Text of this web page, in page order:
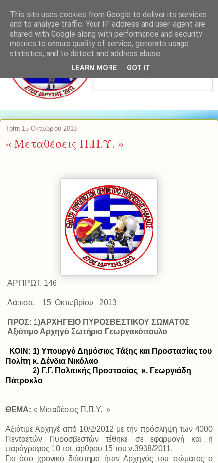
Τρίτη 15 Οκτωβρίου 2013
« Μεταθέσεις Π.Π.Υ. »
ΑΡ.ΠΡΩΤ. 146
Λάρισα, 15 Οκτωβρίου 2013
ΠΡΟΣ: 1)ΑΡΧΗΓΕΙΟ ΠΥΡΟΣΒΕΣΤΙΚΟΥ ΣΩΜΑΤΟΣ
Αξιότιμο Αρχηγό Σωτήριο Γεωργακόπουλο
ΚΟΙΝ: 1) Υπουργό Δημόσιας Τάξης και Προστασίας του
Πολίτη κ. Δένδια Νικόλαο
2) Γ.Γ. Πολιτικής Προστασίας κ. Γεωργιάδη
Πάτροκλο
ΘΕΜΑ: « Μεταθέσεις Π.Π.Υ. »
Αξιότιμε Αρχηγέ από 10/2/2012 με την πρόσληψη των 4000
Πενταετών Πυροσβεστών τέθηκε σε εφαρμογή και η
παράγραφος 10 του άρθρου 15 του ν.3938/2011.
Για όσο χρονικό διάστημα ήταν Αρχηγός του σώματος ο
This site uses cookies from Google to deliver its services
and to analyze traffic. Your IP address and user-agent are
shared with Google along with performance and security
metrics to ensure quality of service, generate usage
statistics, and to detect and address abuse.
LEARN MORE GOT IT